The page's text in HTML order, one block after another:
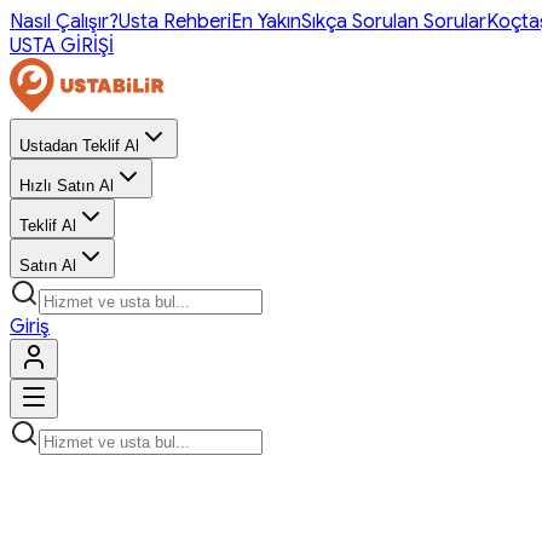
Nasıl Çalışır?Usta RehberiEn YakınSıkça Sorulan Sorular
USTA GİRİŞİ
Ustadan Teklif Al
Hızlı Satın Al
Teklif Al
Satın Al
Giriş